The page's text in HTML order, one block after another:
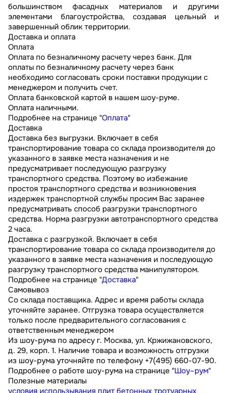
большинством фасадных материалов и другими
элементами благоустройства, создавая цельный и
завершенный облик территории.
Доставка и оплата
Оплата
Оплата по безналичному расчету через банк. Для
оплаты по безналичному расчету через банк
необходимо согласовать сроки поставки продукции с
менеджером и получить счет.
Оплата банковской картой в нашем шоу-руме.
Оплата наличными.
Подробнее на странице "Оплата"
Доставка
Доставка без выгрузки. Включает в себя
транспортирование товара со склада производителя до
указанного в заявке места назначения и не
предусматривает последующую разгрузку
транспортного средства. Поэтому во избежание
простоя транспортного средства и возникновения
издержек транспортной службы просим Вас заранее
предусматривать способ разгрузки транспортного
средства. Норма разгрузки автотранспортного средства
2 часа.
Доставка с разгрузкой. Включает в себя
транспортирование товара со склада производителя до
указанного в заявке места назначения и последующую
разгрузку транспортного средства манипулятором.
Подробнее на странице "Доставка"
Самовывоз
Со склада поставщика. Адрес и время работы склада
уточняйте заранее. Отгрузка товара осуществляется
только после предварительного согласования с
ответственным менеджером
Из шоу-рума по адресу г. Москва, ул. Кржижановского,
д. 29, корп. 1. Наличие товара и возможность отгрузки
из шоу-рума уточняйте по телефону +7(495) 660-07-90.
Подробнее о работе шоу-рума на странице "Шоу–рум"
Полезные материалы